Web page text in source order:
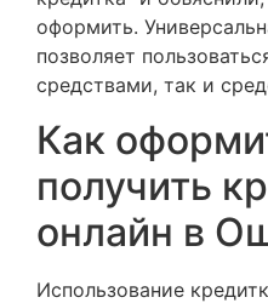
оформить.
позволяет
средствами, так и
Как
получить
онлайн в
Использование